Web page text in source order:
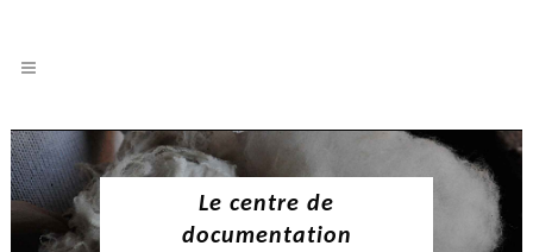
Le centre de
documentation